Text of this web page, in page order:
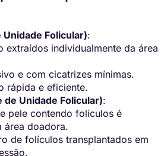
Unidade Folicular):
extraídos individualmente da área
e com cicatrizes mínimas.
rápida e eficiente.
de Unidade Folicular):
pele contendo folículos é
área doadora.
de folículos transplantados em